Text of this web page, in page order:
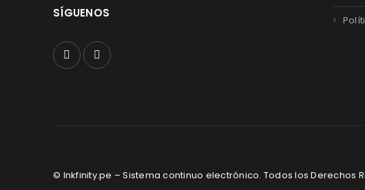
SÍGUENOS
© Inkfinity.pe – Sistema continuo electrónico. Todos los Derechos